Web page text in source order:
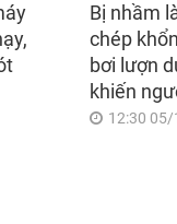
Bị nhầm
chép
bơi lượn
khiến
12:30